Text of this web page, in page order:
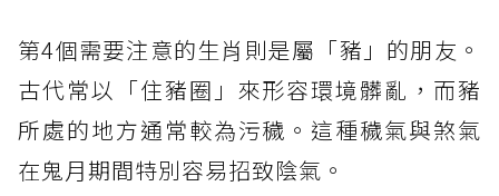
第4個需要注意的生肖則是屬「豬」的朋友。
古代常以「住豬圈」來形容環境髒亂，而豬
所處的地方通常較為污穢。這種穢氣與煞氣
在鬼月期間特別容易招致陰氣。